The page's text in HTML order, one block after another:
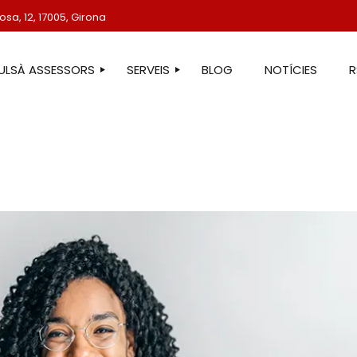
12, 17005, Girona
ASSESSORS SERVEIS
ASSESSORIA EN ESTRANGERIA
PROTECCIÓ DE DADES
SERVEIS IMMOBILIARIS
BLOG NOTÍCIES